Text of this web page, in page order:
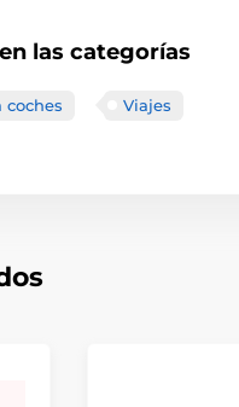
las categorías
coches Viajes